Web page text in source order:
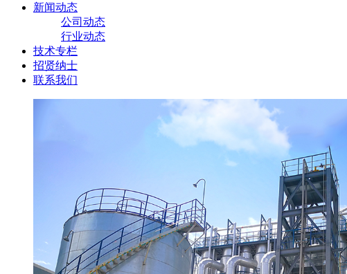
新闻动态
公司动态
行业动态
技术专栏
招贤纳士
联系我们